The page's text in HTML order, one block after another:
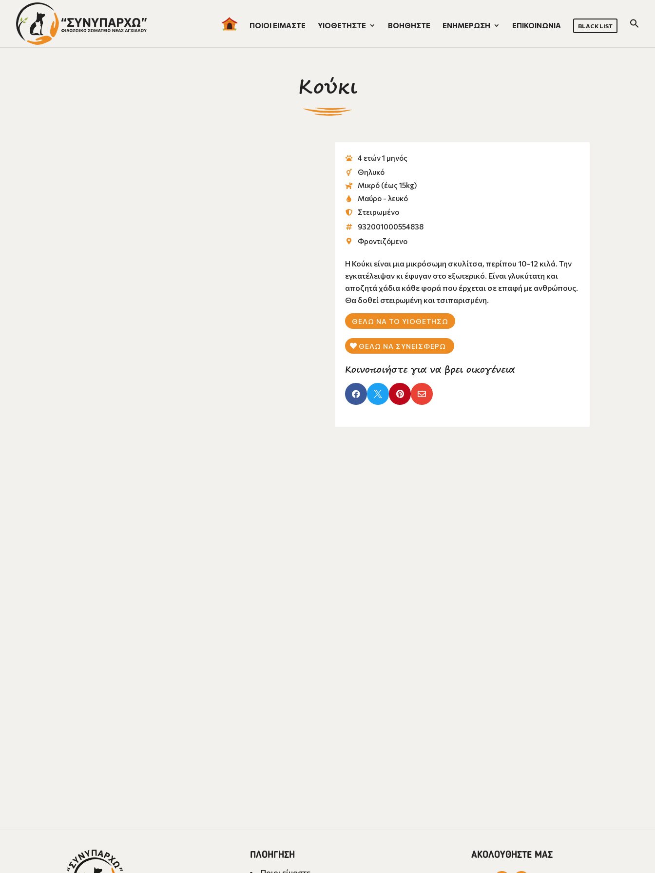
ΠΟΙΟΙ ΕΙΜΑΣΤΕ ΥΙΟΘΕΤΗΣΤΕ ΒΟΗΘΗΣΤΕ ΕΝΗΜΕΡΩΣΗ ΕΠΙΚΟΙΝΩΝΙΑ BLACK LIST
Κούκι
4 ετών 1 μηνός
Θηλυκό
Μικρό (έως 15kg)
Μαύρο - λευκό
Στειρωμένο
932001000554838
Φροντιζόμενο
Η Κούκι είναι μια μικρόσωμη σκυλίτσα, περίπου 10-12 κιλά. Την
εγκατέλειψαν κι έφυγαν στο εξωτερικό. Είναι γλυκύτατη και
αποζητά χάδια κάθε φορά που έρχεται σε επαφή με ανθρώπους.
Θα δοθεί στειρωμένη και τσιπαρισμένη.
ΘΕΛΩ ΝΑ ΤΟ ΥΙΟΘΕΤΗΣΩ
ΘΕΛΩ ΝΑ ΣΥΝΕΙΣΦΕΡΩ
Κοινοποιήστε για να βρει οικογένεια
   
ΠΛΟΗΓΗΣΗ ΑΚΟΛΟΥΘΗΣΤΕ ΜΑΣ